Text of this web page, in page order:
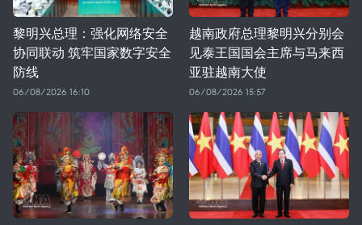
黎明兴总理：强化网络安全
协同联动 筑牢国家数字安全
防线
06/08/2026 16:10
越南政府总理黎明兴分别会
见泰王国国会主席与马来西
亚驻越南大使
06/08/2026 15:57